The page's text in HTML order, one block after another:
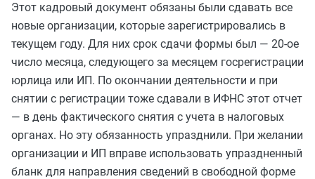
Этот кадровый документ обязаны были сдавать все
новые организации, которые зарегистрировались в
текущем году. Для них срок сдачи формы был — 20-ое
число месяца, следующего за месяцем госрегистрации
юрлица или ИП. По окончании деятельности и при
снятии с регистрации тоже сдавали в ИФНС этот отчет
— в день фактического снятия с учета в налоговых
органах. Но эту обязанность упразднили. При желании
организации и ИП вправе использовать упраздненный
бланк для направления сведений в свободной форме